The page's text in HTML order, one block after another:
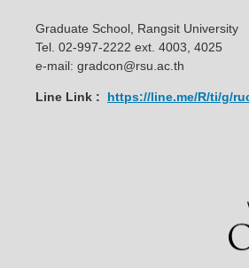
Graduate School, Rangsit University
Tel. 02-997-2222 ext. 4003, 4025
e-mail: gradcon@rsu.ac.th
Line Link : https://line.me/R/ti/g/